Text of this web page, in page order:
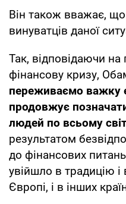
Він також вважає,
винуватців даної
Так, відповідаючи
фінансову кризу,
переживаємо важку
продовжує
людей по всьому
результатом
до фінансових
увійшло в традицію і
Європі, і в інших